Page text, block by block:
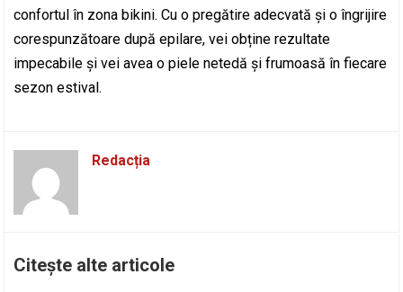
confortul în zona bikini. Cu o pregătire adecvată și o îngrijire
corespunzătoare după epilare, vei obține rezultate
impecabile și vei avea o piele netedă și frumoasă în fiecare
sezon estival.
Redacția
Citește alte articole